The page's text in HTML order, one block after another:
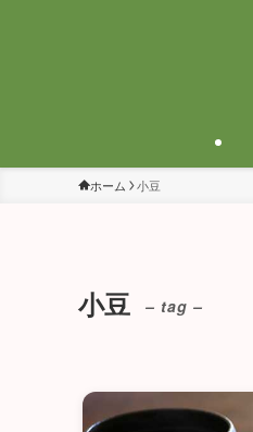
ホーム 小豆
小豆 – tag –